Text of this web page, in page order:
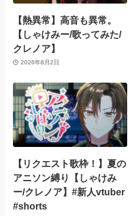
【熱異常】高音も異常。
【しゃけみー/歌ってみた/
クレノア】
2026年8月2日
【リクエスト歌枠！】夏の
アニソン縛り【しゃけみ
ー/クレノア】#新人vtuber
#shorts